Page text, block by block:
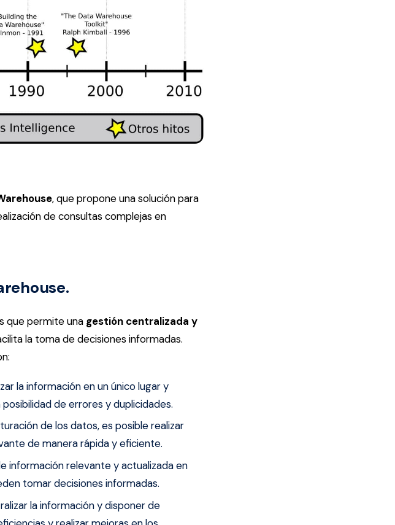
, que propone una solución para
de consultas complejas en
que permite una gestión centralizada y
la toma de decisiones informadas.
la información en un único lugar y
de errores y duplicidades.
de los datos, es posible realizar
de manera rápida y eficiente.
información relevante y actualizada en
tomar decisiones informadas.
la información y disponer de